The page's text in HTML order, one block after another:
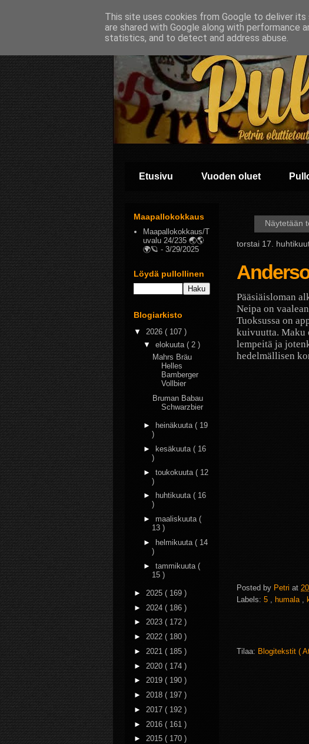
Etusivu Vuoden oluet
Näytetään
torstai 17.
Pääsiäisloman
Neipa on
Tuoksussa on
kuivuutta. Maku
lempeitä ja
hedelmällisen
Posted by Petri at
Labels: 5 humala
Tilaa: Blogitekstit (
Maapallokokkaus
Maapallokokkaus/T
uvalu 24/235 🌏🌎
🌍🪐 - 3/29/2025
Löydä pullollinen
Blogiarkisto
▼ 2026 ( 107 )
▼ elokuuta ( 2 )
Mahrs Bräu
Helles
Bamberger
Vollbier
Bruman Babau
Schwarzbier
► heinäkuuta ( 19
)
►
kesäkuuta ( 16
)
► toukokuuta ( 12
)
►
huhtikuuta ( 16
)
► maaliskuuta (
13 )
►
helmikuuta ( 14
)
► tammikuuta (
15 )
► 2025 ( 169 )
► 2024 ( 186 )
► 2023 ( 172 )
► 2022 ( 180 )
► 2021 ( 185 )
► 2020 ( 174 )
► 2019 ( 190 )
► 2018 ( 197 )
► 2017 ( 192 )
► 2016 ( 161 )
► 2015 ( 170 )
This site uses cookies from Google to deliver
are shared with Google along with performance
statistics, and to detect and address abuse.